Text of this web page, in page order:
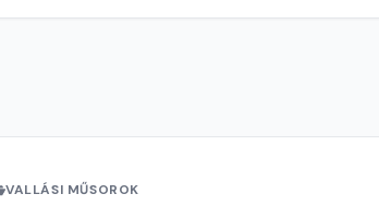
VALLÁSI MŰSOROK